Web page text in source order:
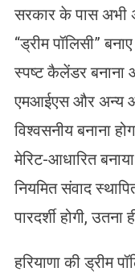
सरकार के पास अभी
“ड्रीम पॉलिसी”
स्पष्ट कैलेंडर
एमआईएस और अन्य
विश्वसनीय बनाना
मेरिट-आधारित
नियमित संवाद
पारदर्शी होगी, उतना
हरियाणा की ड्रीम